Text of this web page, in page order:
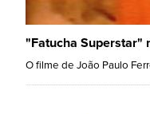
"Fatucha Superstar"
O filme de João Paulo